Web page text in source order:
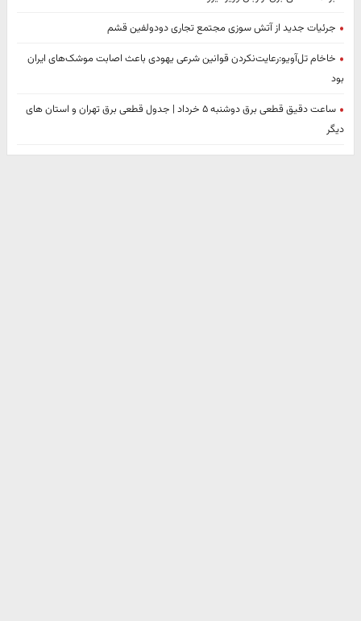
جرئیات جدید از آتش سوزی مجتمع تجاری دودولفین قشم
خاخام تل‌آویو:رعایت‌نکردن قوانین شرعی یهودی باعث اصابت موشک‌های ایران
بود
ساعت دقیق قطعی برق دوشنبه ۵ خرداد | جدول قطعی برق تهران و استان های
دیگر